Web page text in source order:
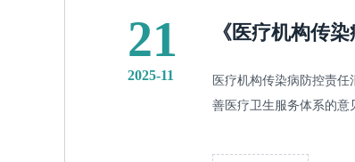
21
2025-11
《医疗机构传
医疗机构传染病防控责
善医疗卫生服务体系的意